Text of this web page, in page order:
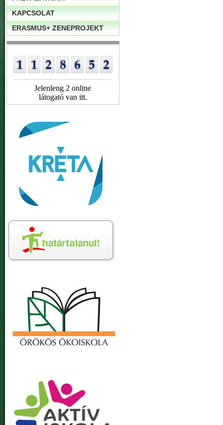
KAPCSOLAT
ERASMUS+ ZENEPROJEKT
Jelenleng 2 online
látogató van itt.